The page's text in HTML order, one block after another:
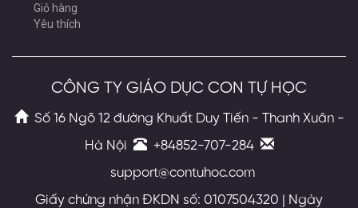
Giỏ hàng
Yêu thích
CÔNG TY GIÁO DỤC CON TỰ HỌC
Số 16 Ngõ 12 đường Khuất Duy Tiến - Thanh Xuân -
Hà Nội
+84852-707-284
support@contuhoc.com
Giấy chứng nhận ĐKDN số: 0107504320 | Ngày